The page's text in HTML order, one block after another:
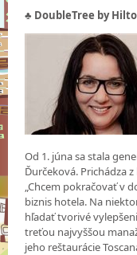
♣ DoubleTree by
Od 1. júna sa stala
Ďurčeková. Prichádza
„Chcem pokračovať v
biznis hotela. Na
hľadať tvorivé
treťou najvyššou
jeho reštaurácie